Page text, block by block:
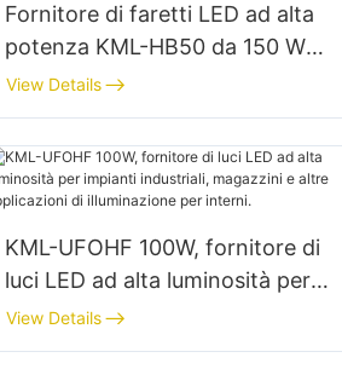
Fornitore di faretti LED ad alta
potenza KML-HB50 da 150 W
per spazi interni quali officine di
riparazione e magazzini.
View Details
KML-UFOHF 100W, fornitore di
luci LED ad alta luminosità per
impianti industriali, magazzini e
altre applicazioni di illuminazione
View Details